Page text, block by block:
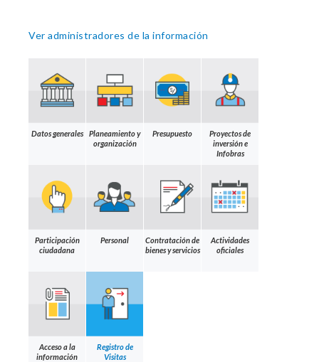
Ver administradores de la información
Datos generales
Planeamiento y
organización
Presupuesto
Proyectos de
inversión e
Infobras
Participación
ciudadana
Personal
Contratación de
bienes y servicios
Actividades
oficiales
Acceso a la
información
Registro de
Visitas